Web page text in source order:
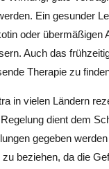
Ein gesunder
oder übermäßigen
Auch das
Therapie zu
in vielen Ländern
dient dem
gegeben
beziehen, da die